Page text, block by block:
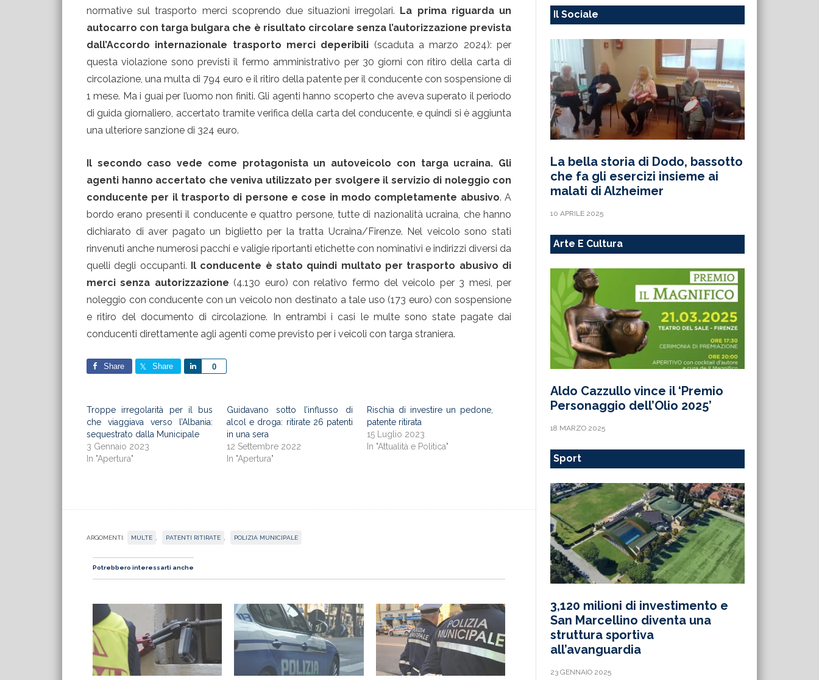
normative sul trasporto merci scoprendo due situazioni irregolari. La prima riguarda un
autocarro con targa bulgara che è risultato circolare senza l’autorizzazione prevista
dall’Accordo internazionale trasporto merci deperibili (scaduta a marzo 2024): per
questa violazione sono previsti il fermo amministrativo per 30 giorni con ritiro della carta di
circolazione, una multa di 794 euro e il ritiro della patente per il conducente con sospensione di
1 mese. Ma i guai per l’uomo non finiti. Gli agenti hanno scoperto che aveva superato il periodo
di guida giornaliero, accertato tramite verifica della carta del conducente, e quindi si è aggiunta
una ulteriore sanzione di 324 euro.
Il secondo caso vede come protagonista un autoveicolo con targa ucraina. Gli
agenti hanno accertato che veniva utilizzato per svolgere il servizio di noleggio con
conducente per il trasporto di persone e cose in modo completamente abusivo. A
bordo erano presenti il conducente e quattro persone, tutte di nazionalità ucraina, che hanno
dichiarato di aver pagato un biglietto per la tratta Ucraina/Firenze. Nel veicolo sono stati
rinvenuti anche numerosi pacchi e valigie riportanti etichette con nominativi e indirizzi diversi da
quelli degli occupanti. Il conducente è stato quindi multato per trasporto abusivo di
merci senza autorizzazione (4.130 euro) con relativo fermo del veicolo per 3 mesi, per
noleggio con conducente con un veicolo non destinato a tale uso (173 euro) con sospensione
e ritiro del documento di circolazione. In entrambi i casi le multe sono state pagate dai
conducenti direttamente agli agenti come previsto per i veicoli con targa straniera.
Share Share 0
Share
Troppe irregolarità per il bus
che viaggiava verso l’Albania:
sequestrato dalla Municipale
3 Gennaio 2023
In "Apertura"
Guidavano sotto l’influsso di
alcol e droga: ritirate 26 patenti
in una sera
12 Settembre 2022
In "Apertura"
Rischia di investire un pedone,
patente ritirata
15 Luglio 2023
In "Attualità e Politica"
ARGOMENTI: MULTE PATENTI RITIRATE POLIZIA MUNICIPALE
Potrebbero interessarti anche
Il Sociale
La bella storia di Dodo, bassotto
che fa gli esercizi insieme ai
malati di Alzheimer
10 APRILE 2025
Arte E Cultura
Aldo Cazzullo vince il ‘Premio
Personaggio dell’Olio 2025’
18 MARZO 2025
Sport
3,120 milioni di investimento e
San Marcellino diventa una
struttura sportiva
all’avanguardia
23 GENNAIO 2025